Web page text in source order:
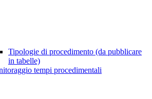
Tipologie di procedimento (da pubblicare
in tabelle)
tempi procedimentali